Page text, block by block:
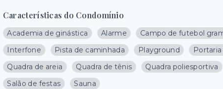
Características do Condomínio
Academia de ginástica Alarme Campo de futebol
Interfone
Pista de caminhada Playground Portaria
Quadra de areia
Quadra de tênis Quadra poliesportiva
Salão de festas
Sauna